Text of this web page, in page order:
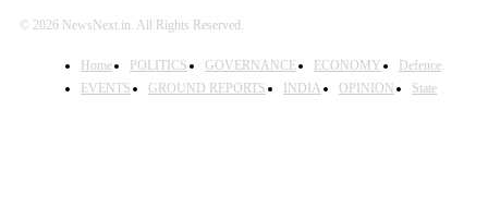
© 2026 NewsNext.in. All Rights Reserved.
Home POLITICS GOVERNANCE ECONOMY
Defence
EVENTS
GROUND REPORTS INDIA OPINION State